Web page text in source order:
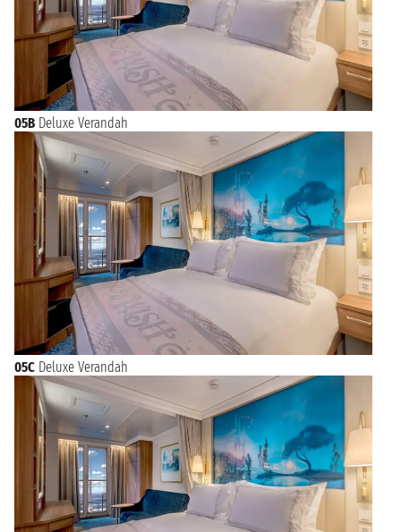
05B Deluxe Verandah
05C Deluxe Verandah